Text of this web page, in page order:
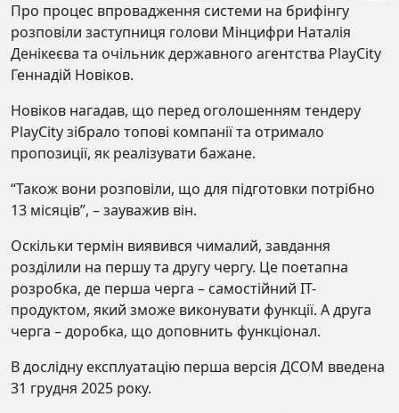
Про процес впровадження системи на брифінгу
розповіли заступниця голови Мінцифри Наталія
Денікеєва та очільник державного агентства PlayCity
Геннадій Новіков.
Новіков нагадав, що перед оголошенням тендеру
PlayCity зібрало топові компанії та отримало
пропозиції, як реалізувати бажане.
“Також вони розповіли, що для підготовки потрібно
13 місяців”, – зауважив він.
Оскільки термін виявився чималий, завдання
розділили на першу та другу чергу. Це поетапна
розробка, де перша черга – самостійний IT-
продуктом, який зможе виконувати функції. А друга
черга – доробка, що доповнить функціонал.
В дослідну експлуатацію перша версія ДСОМ введена
31 грудня 2025 року.